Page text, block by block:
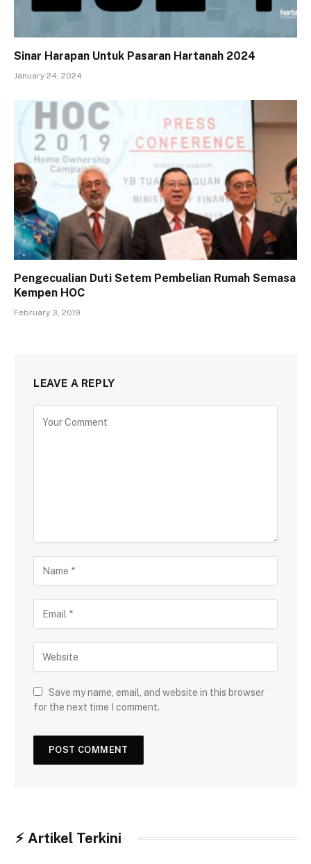
Sinar Harapan Untuk Pasaran Hartanah 2024
January 24, 2024
Pengecualian Duti Setem Pembelian Rumah Semasa
Kempen HOC
February 3, 2019
LEAVE A REPLY
Save my name, email, and website in this browser
for the next time I comment.
⚡︎ Artikel Terkini